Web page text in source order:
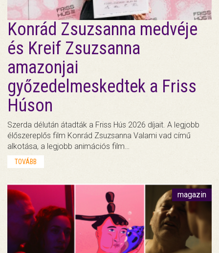
Konrád Zsuzsanna medvéje
és Kreif Zsuzsanna
amazonjai
győzedelmeskedtek a Friss
Húson
Szerda délután átadták a Friss Hús 2026 díjait. A legjobb
élőszereplős film Konrád Zsuzsanna Valami vad című
alkotása, a legjobb animációs film…
TOVÁBB
magazin